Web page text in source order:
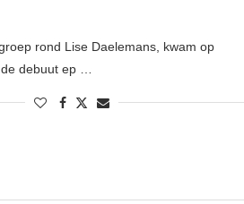
rond Lise Daelemans, kwam op
debuut ep …